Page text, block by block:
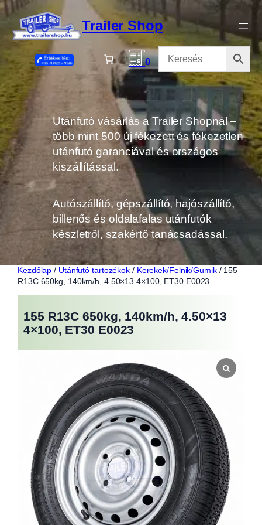
Ugrás
tartalomhoz
Trailer Shop
0
Utánfutó vásárlás a Trailer Shopnál –
több mint 500 új fékezett és fékezetlen
utánfutó garanciával és országos
kiszállítással.
Autószállító, gépszállító, hajószállító,
billenős és oldalafalas utánfutók
készletről, szakértő tanácsadással.
Kezdőlap / Utánfutó tartozékok / Kerekek/Felnik/Gumik/ 155
R13C 650kg, 140km/h, 4.50×13 4×100, ET30 E0023
155 R13C 650kg, 140km/h, 4.50×13
4×100, ET30 E0023